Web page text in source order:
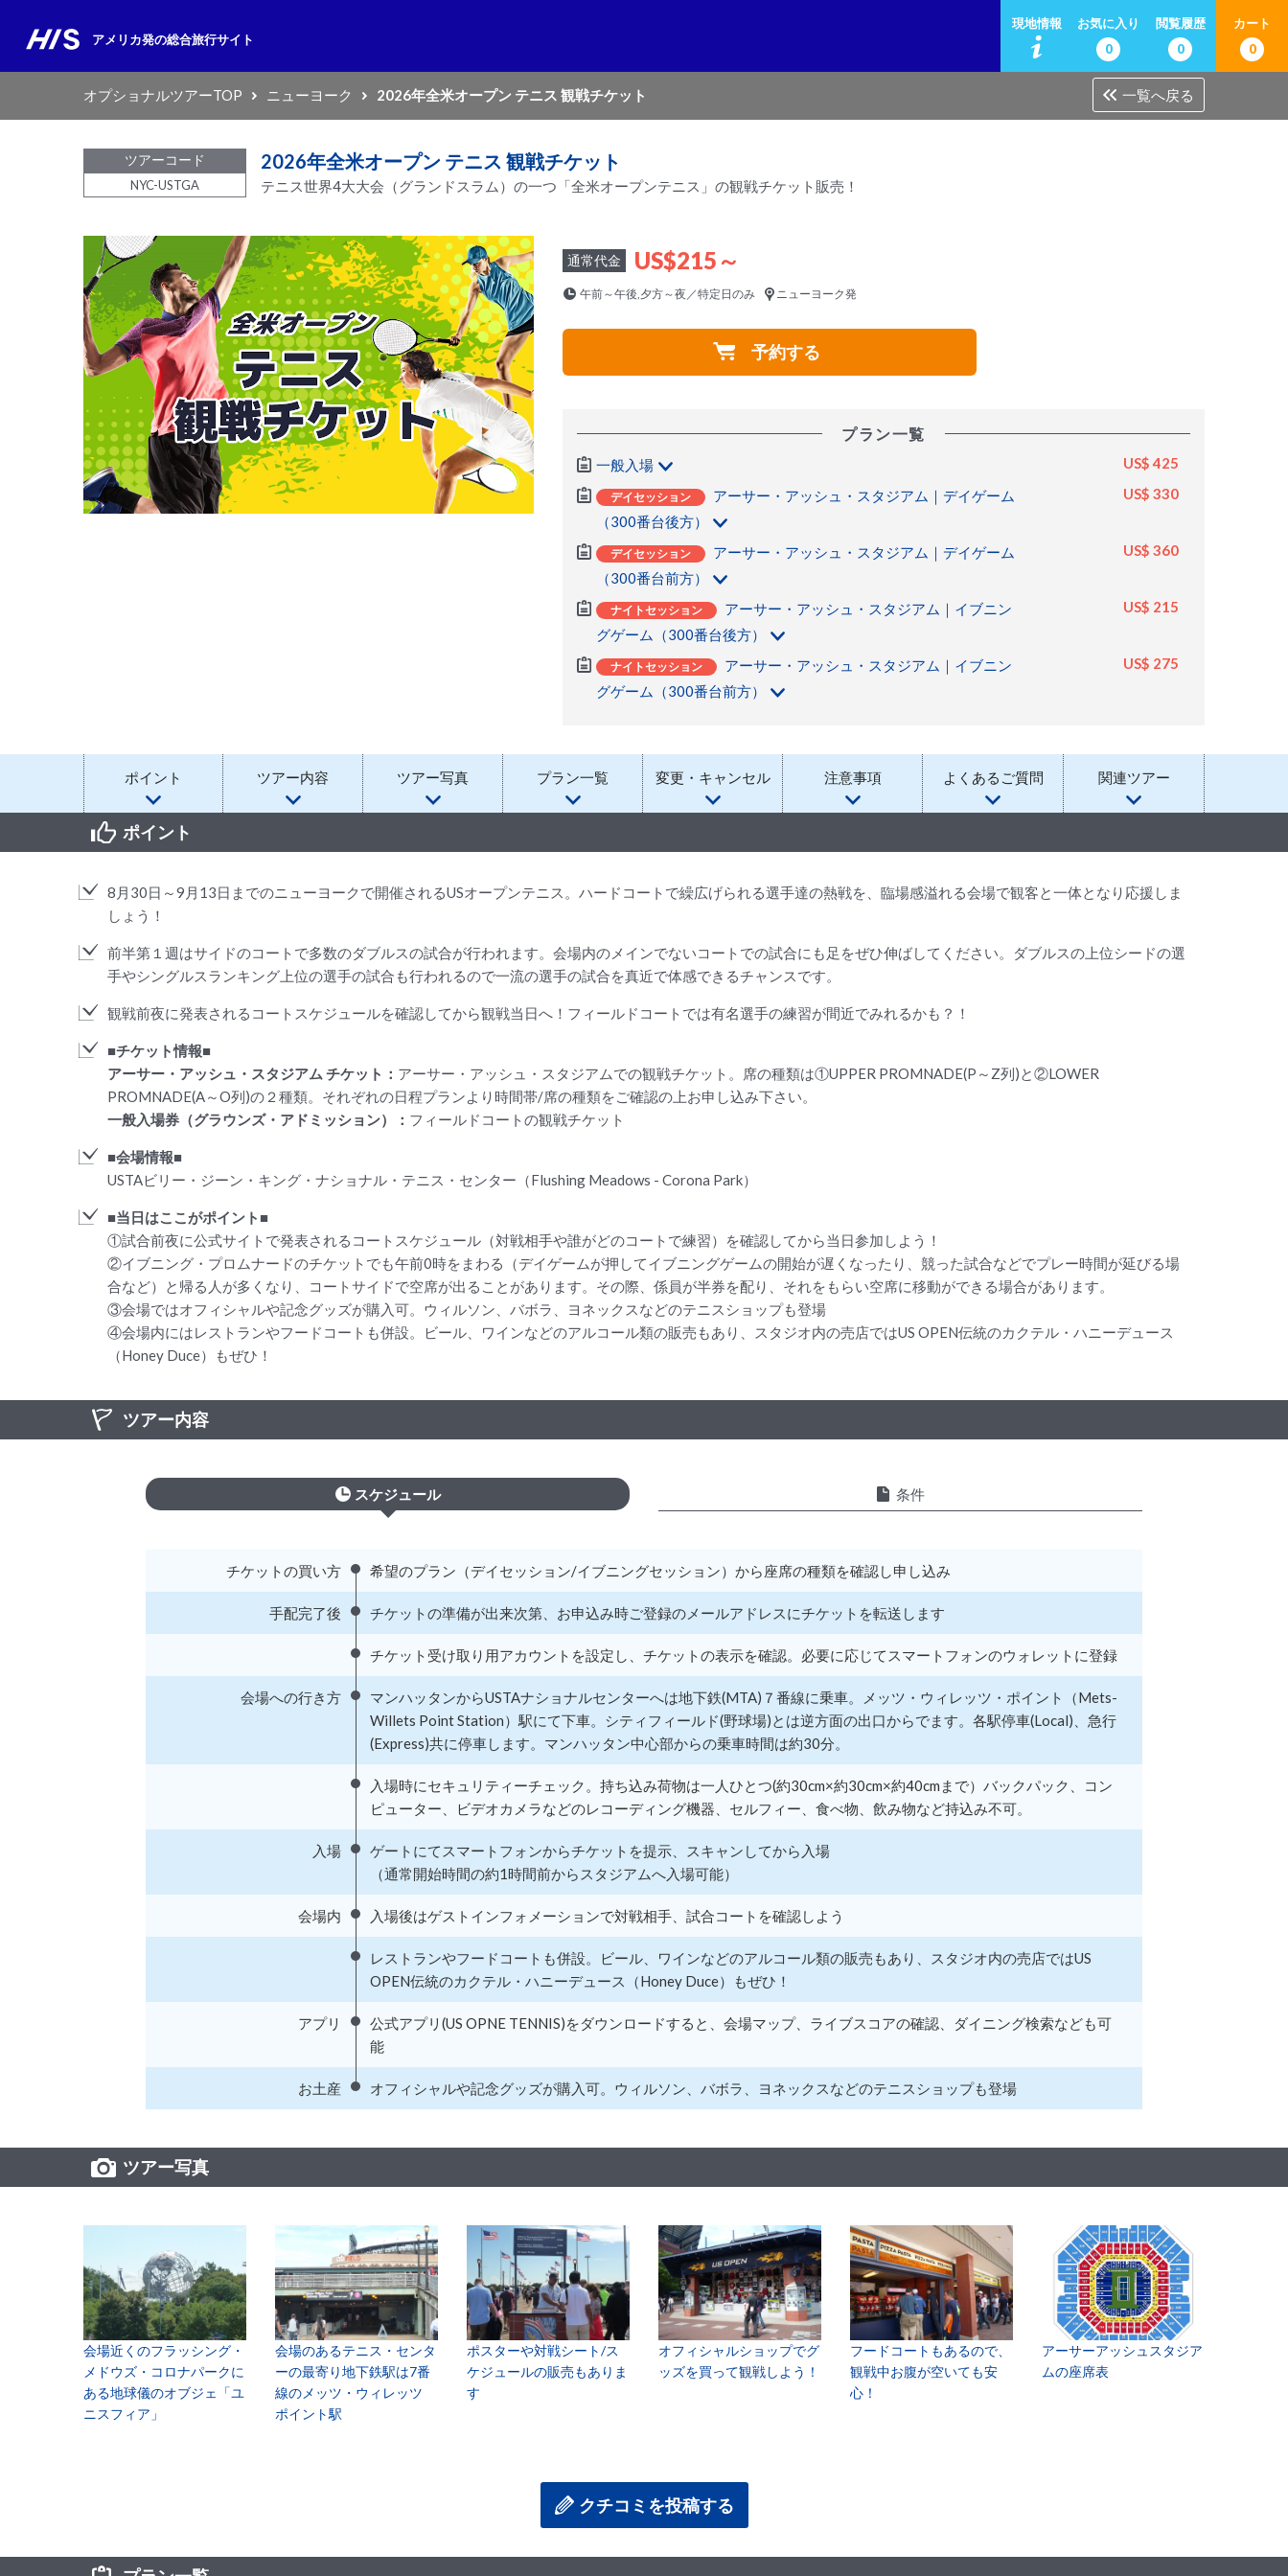
アメリカ発の総合旅行サイト
現地情報
お気に入り
0
閲覧履歴
0
カート
0
オプショナルツアーTOP ニューヨーク 2026年全米オープン テニス 観戦チケット 一覧へ戻る
ツアーコード
NYC-USTGA
2026年全米オープン テニス 観戦チケット
テニス世界4大大会（グランドスラム）の一つ「全米オープンテニス」の観戦チケット販売！
通常代金 US$215～
午前～午後,夕方～夜／特定日のみ ニューヨーク発
予約する
プラン一覧
一般入場 US$ 425
デイセッション
アーサー・アッシュ・スタジアム｜デイゲーム
（300番台後方）
US$ 330
デイセッション
アーサー・アッシュ・スタジアム｜デイゲーム
（300番台前方）
US$ 360
ナイトセッション
アーサー・アッシュ・スタジアム｜イブニン
グゲーム（300番台後方）
US$ 215
ナイトセッション
アーサー・アッシュ・スタジアム｜イブニン
グゲーム（300番台前方）
US$ 275
ポイント ツアー内容 ツアー写真 プラン一覧 変更・キャンセル 注意事項 よくあるご質問 関連ツアー
ポイント
8月30日～9月13日までのニューヨークで開催されるUSオープンテニス。ハードコートで繰広げられる選手達の熱戦を、臨場感溢れる会場で観客と一体となり応援しま
しょう！
前半第１週はサイドのコートで多数のダブルスの試合が行われます。会場内のメインでないコートでの試合にも足をぜひ伸ばしてください。ダブルスの上位シードの選
手やシングルスランキング上位の選手の試合も行われるので一流の選手の試合を真近で体感できるチャンスです。
観戦前夜に発表されるコートスケジュールを確認してから観戦当日へ！フィールドコートでは有名選手の練習が間近でみれるかも？！
■チケット情報■
アーサー・アッシュ・スタジアム チケット： アーサー・アッシュ・スタジアムでの観戦チケット。席の種類は①UPPER PROMNADE(P～Z列)と②LOWER
PROMNADE(A～O列)の２種類。それぞれの日程プランより時間帯/席の種類をご確認の上お申し込み下さい。
一般入場券（グラウンズ・アドミッション）： フィールドコートの観戦チケット
■会場情報■
USTAビリー・ジーン・キング・ナショナル・テニス・センター（Flushing Meadows - Corona Park）
■当日はここがポイント■
①試合前夜に公式サイトで発表されるコートスケジュール（対戦相手や誰がどのコートで練習）を確認してから当日参加しよう！
②イブニング・プロムナードのチケットでも午前0時をまわる（デイゲームが押してイブニングゲームの開始が遅くなったり、競った試合などでプレー時間が延びる場
合など）と帰る人が多くなり、コートサイドで空席が出ることがあります。その際、係員が半券を配り、それをもらい空席に移動ができる場合があります。
③会場ではオフィシャルや記念グッズが購入可。ウィルソン、バボラ、ヨネックスなどのテニスショップも登場
④会場内にはレストランやフードコートも併設。ビール、ワインなどのアルコール類の販売もあり、スタジオ内の売店ではUS OPEN伝統のカクテル・ハニーデュース
（Honey Duce）もぜひ！
ツアー内容
スケジュール 条件
チケットの買い方 希望のプラン（デイセッション/イブニングセッション）から座席の種類を確認し申し込み
手配完了後 チケットの準備が出来次第、お申込み時ご登録のメールアドレスにチケットを転送します
チケット受け取り用アカウントを設定し、チケットの表示を確認。必要に応じてスマートフォンのウォレットに登録
会場への行き方
マンハッタンからUSTAナショナルセンターへは地下鉄(MTA)７番線に乗車。メッツ・ウィレッツ・ポイント（Mets-
Willets Point Station）駅にて下車。シティフィールド(野球場)とは逆方面の出口からでます。各駅停車(Local)、急行
(Express)共に停車します。マンハッタン中心部からの乗車時間は約30分。
入場時にセキュリティーチェック。持ち込み荷物は一人ひとつ(約30cm×約30cm×約40cmまで）バックパック、コン
ピューター、ビデオカメラなどのレコーディング機器、セルフィー、食べ物、飲み物など持込み不可。
入場
ゲートにてスマートフォンからチケットを提示、スキャンしてから入場
（通常開始時間の約1時間前からスタジアムへ入場可能）
会場内 入場後はゲストインフォメーションで対戦相手、試合コートを確認しよう
レストランやフードコートも併設。ビール、ワインなどのアルコール類の販売もあり、スタジオ内の売店ではUS
OPEN伝統のカクテル・ハニーデュース（Honey Duce）もぜひ！
アプリ
公式アプリ(US OPNE TENNIS)をダウンロードすると、会場マップ、ライブスコアの確認、ダイニング検索なども可
能
お土産 オフィシャルや記念グッズが購入可。ウィルソン、バボラ、ヨネックスなどのテニスショップも登場
ツアー写真
会場近くのフラッシング・
メドウズ・コロナパークに
ある地球儀のオブジェ「ユ
ニスフィア」
会場のあるテニス・センタ
ーの最寄り地下鉄駅は7番
線のメッツ・ウィレッツ
ポイント駅
ポスターや対戦シート/ス
ケジュールの販売もありま
す
オフィシャルショップでグ
ッズを買って観戦しよう！
フードコートもあるので、
観戦中お腹が空いても安
心！
アーサーアッシュスタジア
ムの座席表
クチコミを投稿する